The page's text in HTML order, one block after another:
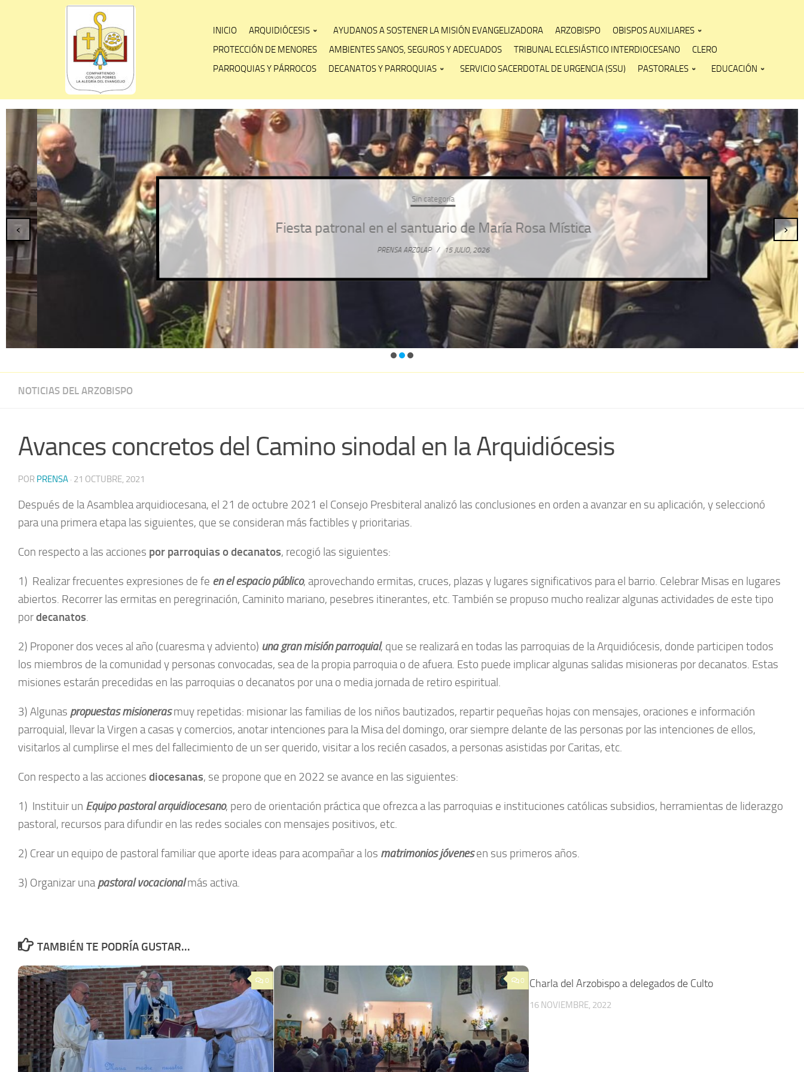
INICIO ARQUIDIÓCESIS AYUDANOS A SOSTENER LA MISIÓN EVANGELIZADORA ARZOBISPO
OBISPOS AUXILIARES
PROTECCIÓN DE MENORES
AMBIENTES SANOS, SEGUROS Y ADECUADOS TRIBUNAL ECLESIÁSTICO INTERDIOCESANO
CLERO
PARROQUIAS Y PÁRROCOS
DECANATOS Y PARROQUIAS SERVICIO SACERDOTAL DE URGENCIA (SSU) PASTORALES EDUCACIÓN
Sin categoría
Fiesta patronal en el santuario de María Rosa Mística
PRENSA ARZOLAP / 15 JULIO, 2026
‹ ›
NOTICIAS DEL ARZOBISPO
Avances concretos del Camino sinodal en la Arquidiócesis
POR PRENSA · 21 OCTUBRE, 2021
Después de la Asamblea arquidiocesana, el 21 de octubre 2021 el Consejo Presbiteral analizó las conclusiones en orden a avanzar en su aplicación, y seleccionó
para una primera etapa las siguientes, que se consideran más factibles y prioritarias.
Con respecto a las acciones por parroquias o decanatos, recogió las siguientes:
1) Realizar frecuentes expresiones de fe en el espacio público, aprovechando ermitas, cruces, plazas y lugares significativos para el barrio. Celebrar Misas en lugares
abiertos. Recorrer las ermitas en peregrinación, Caminito mariano, pesebres itinerantes, etc. También se propuso mucho realizar algunas actividades de este tipo
pordecanatos.
2) Proponer dos veces al año (cuaresma y adviento) una gran misión parroquial, que se realizará en todas las parroquias de la Arquidiócesis, donde participen todos
los miembros de la comunidad y personas convocadas, sea de la propia parroquia o de afuera. Esto puede implicar algunas salidas misioneras por decanatos. Estas
misiones estarán precedidas en las parroquias o decanatos por una o media jornada de retiro espiritual.
3) Algunas propuestas misionerasmuy repetidas: misionar las familias de los niños bautizados, repartir pequeñas hojas con mensajes, oraciones e información
parroquial, llevar la Virgen a casas y comercios, anotar intenciones para la Misa del domingo, orar siempre delante de las personas por las intenciones de ellos,
visitarlos al cumplirse el mes del fallecimiento de un ser querido, visitar a los recién casados, a personas asistidas por Caritas, etc.
Con respecto a las acciones diocesanas, se propone que en 2022 se avance en las siguientes:
1) Instituir un Equipo pastoral arquidiocesano, pero de orientación práctica que ofrezca a las parroquias e instituciones católicas subsidios, herramientas de liderazgo
pastoral, recursos para difundir en las redes sociales con mensajes positivos, etc.
2) Crear un equipo de pastoral familiar que aporte ideas para acompañar a los matrimonios jóvenesen sus primeros años.
3) Organizar unapastoral vocacionalmás activa.
TAMBIÉN TE PODRÍA GUSTAR...
0 0 Charla del Arzobispo a delegados de Culto
16 NOVIEMBRE, 2022